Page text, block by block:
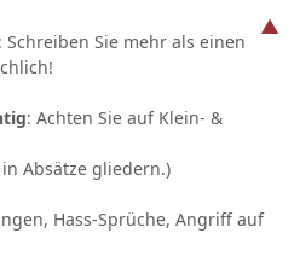
: Schreiben Sie mehr als einen
: Achten Sie auf Klein- &
Absätze gliedern.)
Hass-Sprüche, Angriff auf